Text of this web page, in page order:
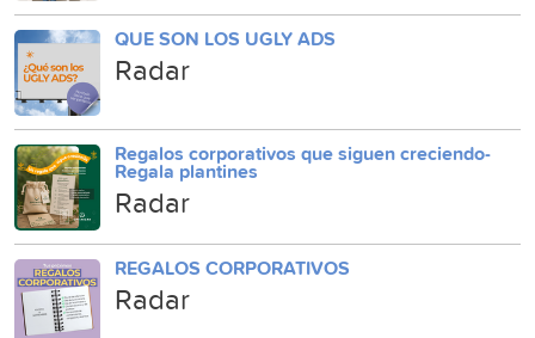
QUE SON LOS UGLY ADS
Radar
Regalos corporativos que siguen creciendo-
Regala plantines
Radar
REGALOS CORPORATIVOS
Radar